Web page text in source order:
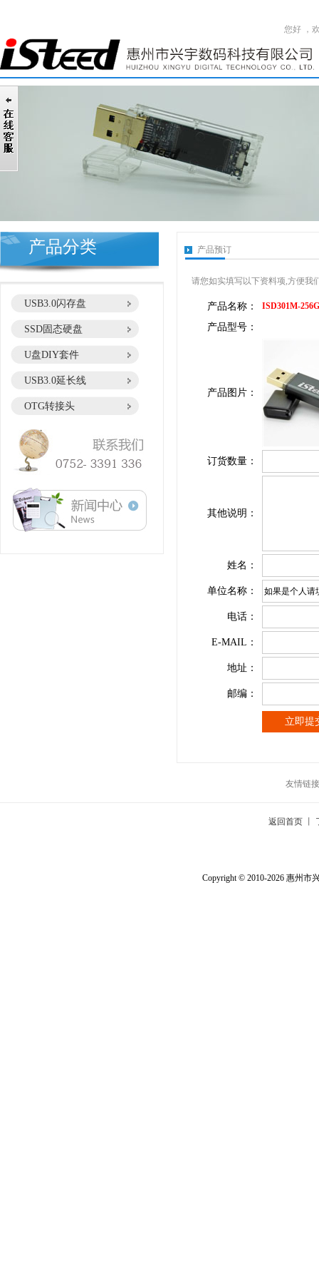
您好 ，
产品分类
USB3.0闪存盘
SSD固态硬盘
U盘DIY套件
USB3.0延长线
OTG转接头
产品预订
请您如实填写以下资料项,方便我
产品名称： ISD301M-
产品型号：
产品图片：
订货数量：
其他说明：
姓名：
单位名称：
电话：
E-MAIL：
地址：
邮编：
友情链
返回首页
Copyright © 2010-2026惠州市